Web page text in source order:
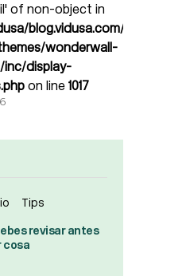
of non-object in
blog.vidusa.com/wp-
wonderwall-
inc/display-
on line 1017
Tips
revisar antes
cosa